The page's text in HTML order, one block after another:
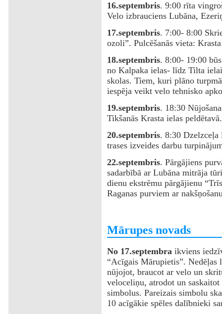
16.septembris. 9:00 rīta
Velo izbrauciens Lubāna,
17.septembris. 7:00- 8:00
ozoli”. Pulcēšanās vieta:
18.septembris. 8:00- 19:00
no Kalpaka ielas- līdz Tilta
skolas. Tiem, kuri plāno
iespēja veikt velo tehnisko
19.septembris. 18:30
Tikšanās Krasta ielas peldētavā.
20.septembris. 8:30 Dzelzceļa
trases izveides darbu
22.septembris. Pārgājiens
sadarbībā ar Lubāna mitrāja
dienu ekstrēmu pārgājienu
Raganas purviem ar
‌Mārupes novads
No 17.septembra ikviens
“Acīgais Mārupietis”. Nedēļas
nūjojot, braucot ar velo un
veloceliņu, atrodot un
simbolus. Pareizais simbolu
10 acīgākie spēles dalībnieki